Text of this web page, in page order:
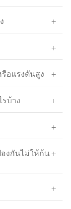
อแรงดันสูง
บ้าง
องกันไม่ให้ก้น